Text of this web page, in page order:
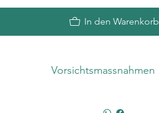
In den Warenkorb
Vorsichtsmassnahmen